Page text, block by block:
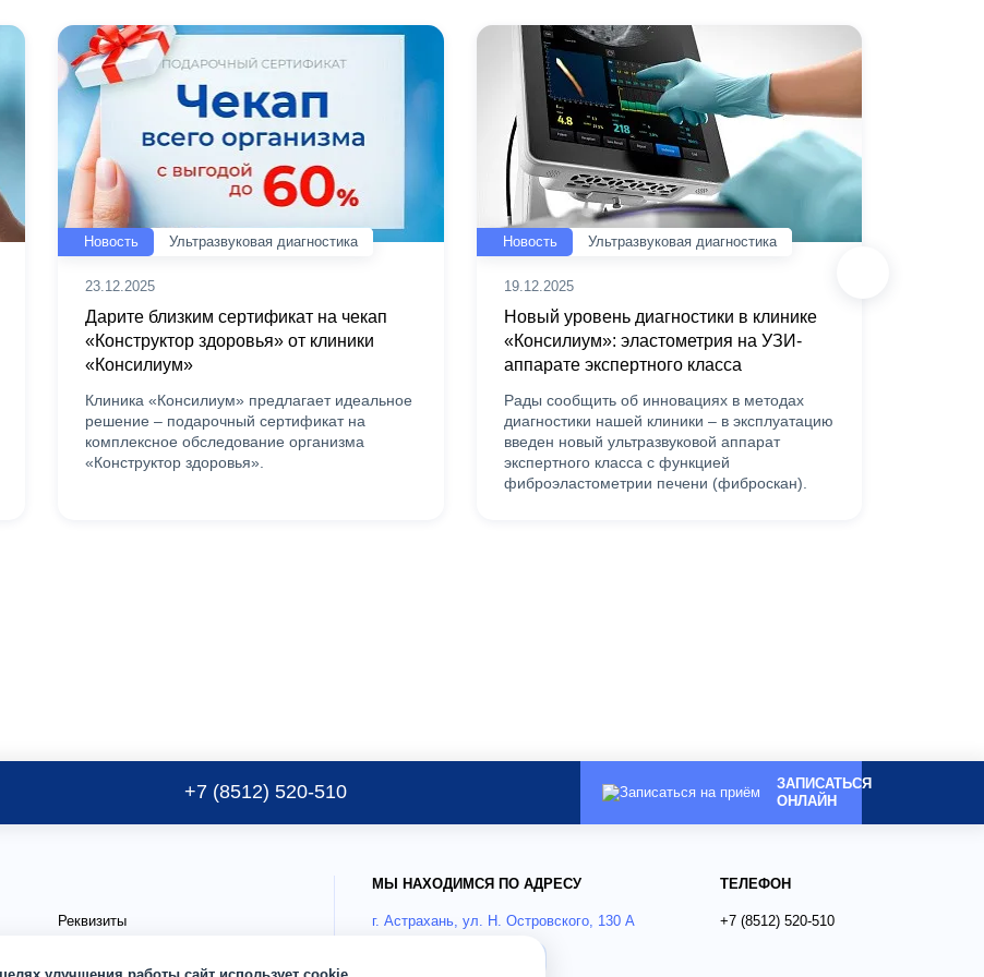
Новость Ультразвуковая диагностика
23.12.2025
Дарите близким сертификат на чекап
«Конструктор здоровья» от клиники
«Консилиум»
Клиника «Консилиум» предлагает идеальное
решение – подарочный сертификат на
комплексное обследование организма
«Конструктор здоровья».
Новость Ультразвуковая диагностика
19.12.2025
Новый уровень диагностики в клинике
«Консилиум»: эластометрия на УЗИ-
аппарате экспертного класса
Рады сообщить об инновациях в методах
диагностики нашей клиники – в эксплуатацию
введен новый ультразвуковой аппарат
экспертного класса с функцией
фиброэластометрии печени (фиброскан).
+7 (8512) 520-510
ЗАПИСАТЬСЯ
ОНЛАЙН
Реквизиты
МЫ НАХОДИМСЯ ПО АДРЕСУ
г. Астрахань, ул. Н. Островского, 130 А
ТЕЛЕФОН
+7 (8512)520-510